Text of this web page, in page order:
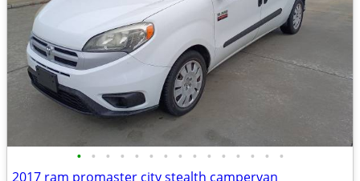
• • • • • • • • • • • • • • •
2017 ram promaster city stealth campervan